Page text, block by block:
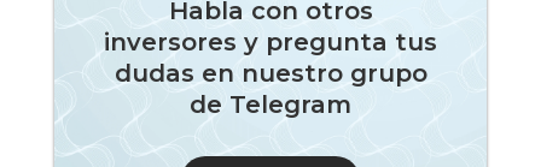
Habla con otros
inversores y pregunta tus
dudas en nuestro grupo
de Telegram